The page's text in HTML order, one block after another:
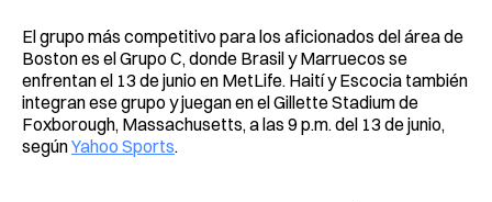
El grupo más competitivo para los aficionados del área de
Boston es el Grupo C, donde Brasil y Marruecos se
enfrentan el 13 de junio en MetLife. Haití y Escocia también
integran ese grupo y juegan en el Gillette Stadium de
Foxborough, Massachusetts, a las 9 p.m. del 13 de junio,
segúnYahoo Sports.